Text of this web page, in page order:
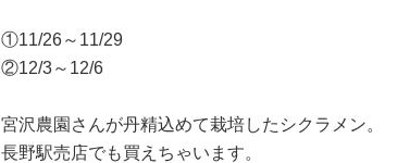
①11/26～11/29
②12/3～12/6
宮沢農園さんが丹精込めて栽培したシクラメン。
長野駅売店でも買えちゃいます。